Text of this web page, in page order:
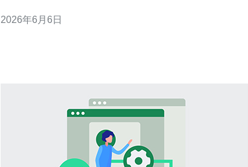
首先看机房等级。国际通行的机房分级（如TIER I-IV）反
2026年6月6日